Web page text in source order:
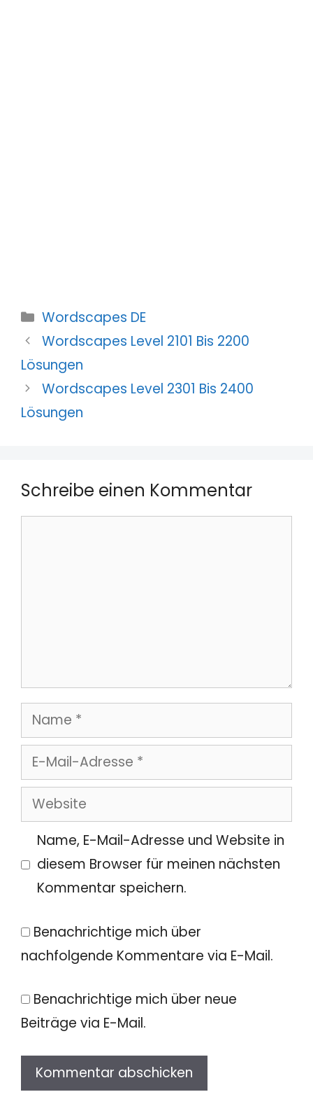
Kategorien
Wordscapes DE
Wordscapes Level 2101 Bis 2200
Lösungen
Wordscapes Level 2301 Bis 2400
Lösungen
Schreibe einen Kommentar
Name
E-
Mail-
Adresse
Website
Name, E-Mail-Adresse und Website in
diesem Browser für meinen nächsten
Kommentar speichern.
Benachrichtige mich über
nachfolgende Kommentare via E-Mail.
Benachrichtige mich über neue
Beiträge via E-Mail.